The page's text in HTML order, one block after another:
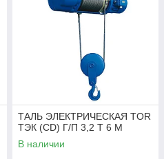
ТАЛЬ ЭЛЕКТРИЧЕСКАЯ TOR
ТЭК (CD) Г/П 3,2 Т 6 М
В наличии